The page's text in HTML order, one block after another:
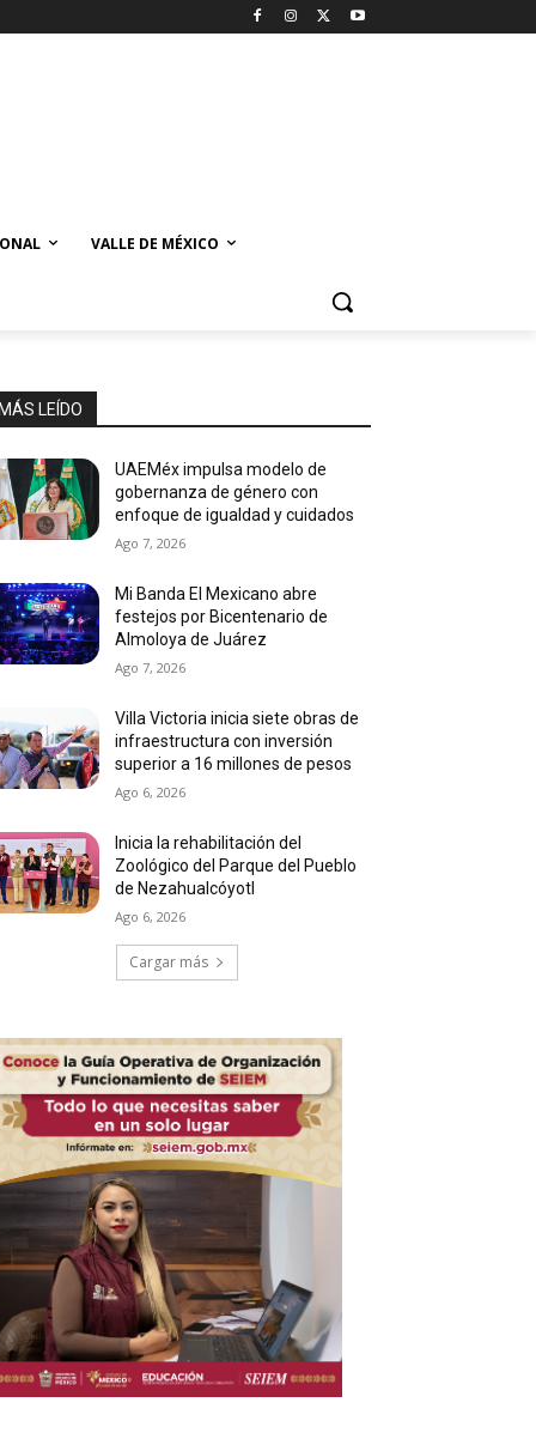
VALLE DE MÉXICO
LEÍDO
UAEMéx impulsa modelo de
gobernanza de género con
enfoque de igualdad y cuidados
Ago 7, 2026
Mi Banda El Mexicano abre
festejos por Bicentenario de
Almoloya de Juárez
Ago 7, 2026
Villa Victoria inicia siete obras de
infraestructura con inversión
superior a 16 millones de pesos
Ago 6, 2026
Inicia la rehabilitación del
Zoológico del Parque del Pueblo
de Nezahualcóyotl
Ago 6, 2026
Cargar más